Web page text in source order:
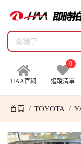
HAA官網
0
追蹤清單
首頁 TOYOTA